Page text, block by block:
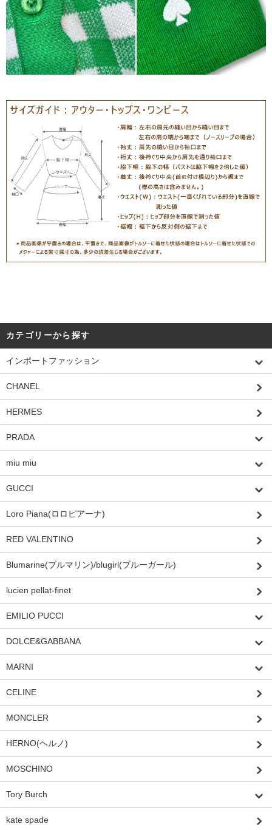
カテゴリーから探す
インポートファッション
CHANEL
HERMES
PRADA
miu miu
GUCCI
Loro Piana(ロロピアーナ)
RED VALENTINO
Blumarine(ブルマリン)/blugirl(ブルーガール)
lucien pellat-finet
EMILIO PUCCI
DOLCE&GABBANA
MARNI
CELINE
MONCLER
HERNO(ヘルノ)
MOSCHINO
Tory Burch
kate spade